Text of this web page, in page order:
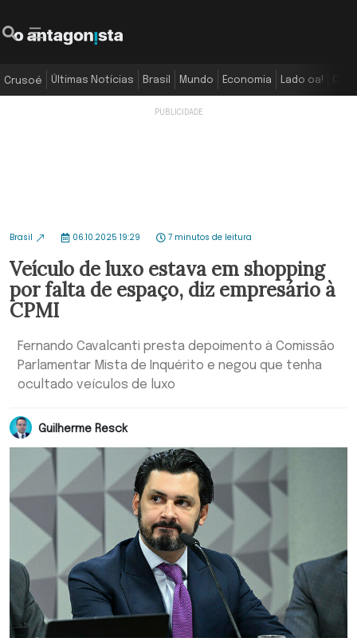
Crusoé Últimas Notícias Brasil Mundo Economia Lado oa!
Brasil 06.10.2025 19:29 7 minutos de leitura
Veículo de luxo estava em shopping
por falta de espaço, diz empresário à
CPMI
Fernando Cavalcanti presta depoimento à Comissão
Parlamentar Mista de Inquérito e negou que tenha
ocultado veículos de luxo
Guilherme Resck